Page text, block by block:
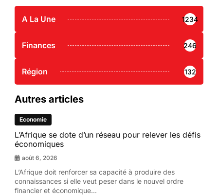
A La Une 1234
Finances 246
Région 132
Autres articles
Economie
L’Afrique se dote d’un réseau pour relever les défis
économiques
août 6, 2026
L’Afrique doit renforcer sa capacité à produire des
connaissances si elle veut peser dans le nouvel ordre
financier et économique...